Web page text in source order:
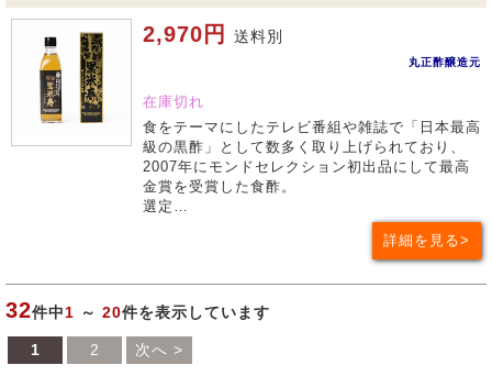
2,970円 送料別
丸正酢醸造元
在庫切れ
食をテーマにしたテレビ番組や雑誌で「日本最高
級の黒酢」として数多く取り上げられており、
2007年にモンドセレクション初出品にして最高
金賞を受賞した食酢。
選定…
詳細を見る
32件中1 ～ 20件を表示しています
1 2 次へ >